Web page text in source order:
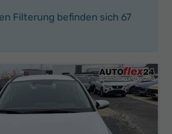
Filterung befinden sich 67